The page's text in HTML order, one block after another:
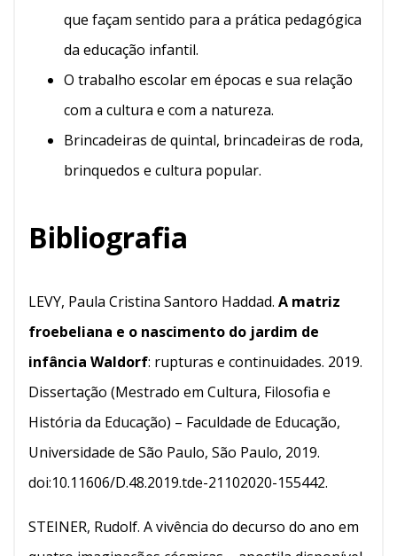
que façam sentido para a prática pedagógica
da educação infantil.
O trabalho escolar em épocas e sua relação
com a cultura e com a natureza.
Brincadeiras de quintal, brincadeiras de roda,
brinquedos e cultura popular.
Bibliografia
LEVY, Paula Cristina Santoro Haddad. A matriz
froebeliana e o nascimento do jardim de
infância Waldorf: rupturas e continuidades. 2019.
Dissertação (Mestrado em Cultura, Filosofia e
História da Educação) – Faculdade de Educação,
Universidade de São Paulo, São Paulo, 2019.
doi:10.11606/D.48.2019.tde-21102020-155442.
STEINER, Rudolf. A vivência do decurso do ano em